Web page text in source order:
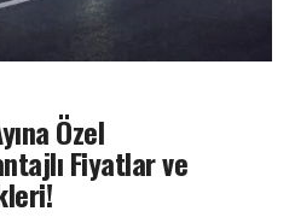
Özel
Fiyatlar ve